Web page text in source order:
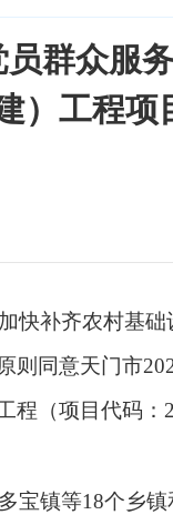
员群众服
）工程项
加快补齐农村基
则 同意天门市
程 （项目代码：
多宝镇等18个乡